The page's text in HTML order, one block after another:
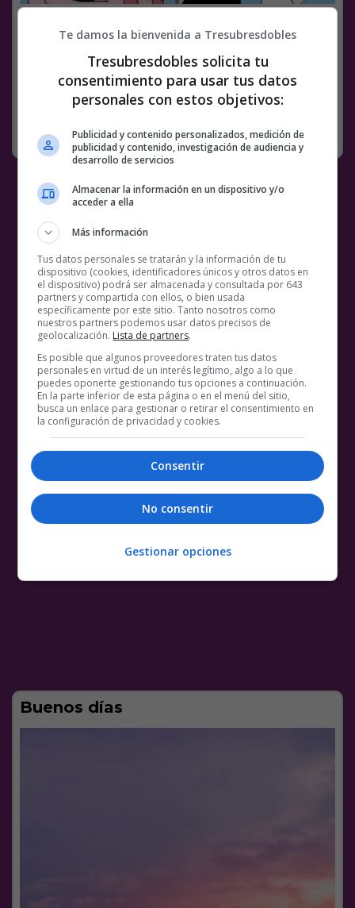
Facebook
Twitter
WhatsApp
Gmail
Meneame
Copy
Link
HUMOR GRAFICO TIRAS CÓMICAS
22 COMENTARIOS
Buenos días
Te damos la bienvenida a Tresubresdobles
Tresubresdobles solicita tu
consentimiento para usar tus datos
personales con estos objetivos:
Publicidad y contenido personalizados, medición de
publicidad y contenido, investigación de audiencia y
desarrollo de servicios
Almacenar la información en un dispositivo y/o
acceder a ella
Más información
Tus datos personales se tratarán y la información de tu
dispositivo (cookies, identificadores únicos y otros datos en
el dispositivo) podrá ser almacenada y consultada por 643
partners y compartida con ellos, o bien usada
específicamente por este sitio. Tanto nosotros como
nuestros partners podemos usar datos precisos de
geolocalización. Lista de partners.
Es posible que algunos proveedores traten tus datos
personales en virtud de un interés legítimo, algo a lo que
puedes oponerte gestionando tus opciones a continuación.
En la parte inferior de esta página o en el menú del sitio,
busca un enlace para gestionar o retirar el consentimiento en
la configuración de privacidad y cookies.
Consentir
No consentir
Gestionar opciones